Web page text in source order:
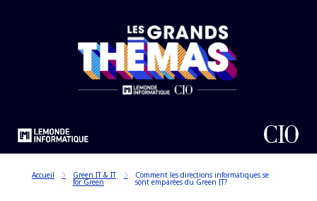
Accueil Green IT & IT
for Green
Comment les directions informatiques se
sont emparées du Green IT?